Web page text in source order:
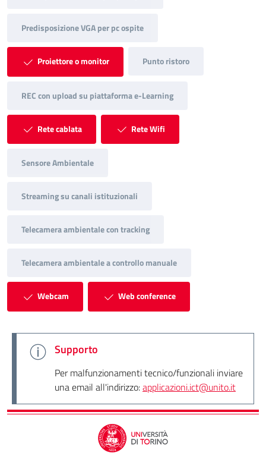
Predisposizione VGA per pc ospite
Proiettore o monitor Punto ristoro
REC con upload su piattaforma e-Learning
Rete cablata Rete Wifi
Sensore Ambientale
Streaming su canali istituzionali
Telecamera ambientale con tracking
Telecamera ambientale a controllo manuale
Webcam Web conference
Supporto
Per malfunzionamenti tecnico/funzionali inviare
una email all'indirizzo:applicazioni.ict@unito.it